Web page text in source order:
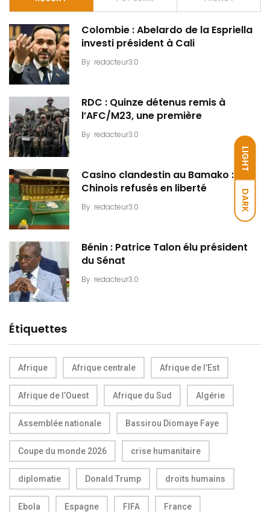
LIGHT
DARK
Colombie : Abelardo de la Espriella
investi président à Cali
By redacteur3.0
RDC : Quinze détenus remis à
l’AFC/M23, une première
By redacteur3.0
Casino clandestin au Bamako : Dix
Chinois refusés en liberté
By redacteur3.0
Bénin : Patrice Talon élu président
du Sénat
By redacteur3.0
Étiquettes
Afrique Afrique centrale Afrique de l’Est
Afrique de l’Ouest Afrique du Sud Algérie
Assemblée nationale Bassirou Diomaye Faye
Coupe du monde 2026 crise humanitaire
diplomatie Donald Trump droits humains
Ebola Espagne FIFA France